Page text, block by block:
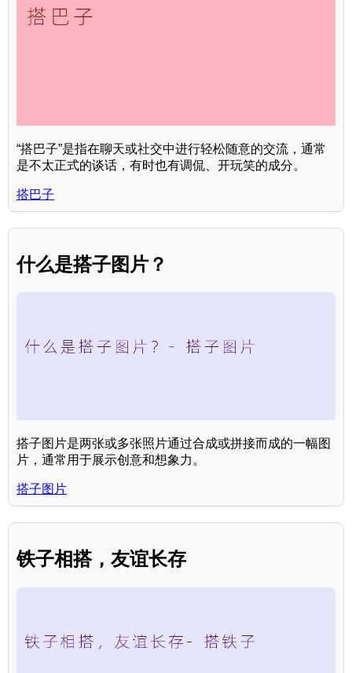
“搭巴子”是指在聊天或社交中进行轻松随意的交流，通常
是不太正式的谈话，有时也有调侃、开玩笑的成分。
搭巴子
什么是搭子图片？
搭子图片是两张或多张照片通过合成或拼接而成的一幅图
片，通常用于展示创意和想象力。
搭子图片
铁子相搭，友谊长存